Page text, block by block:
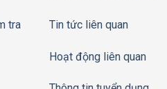
tra
Tin tức liên quan
Hoạt động liên quan